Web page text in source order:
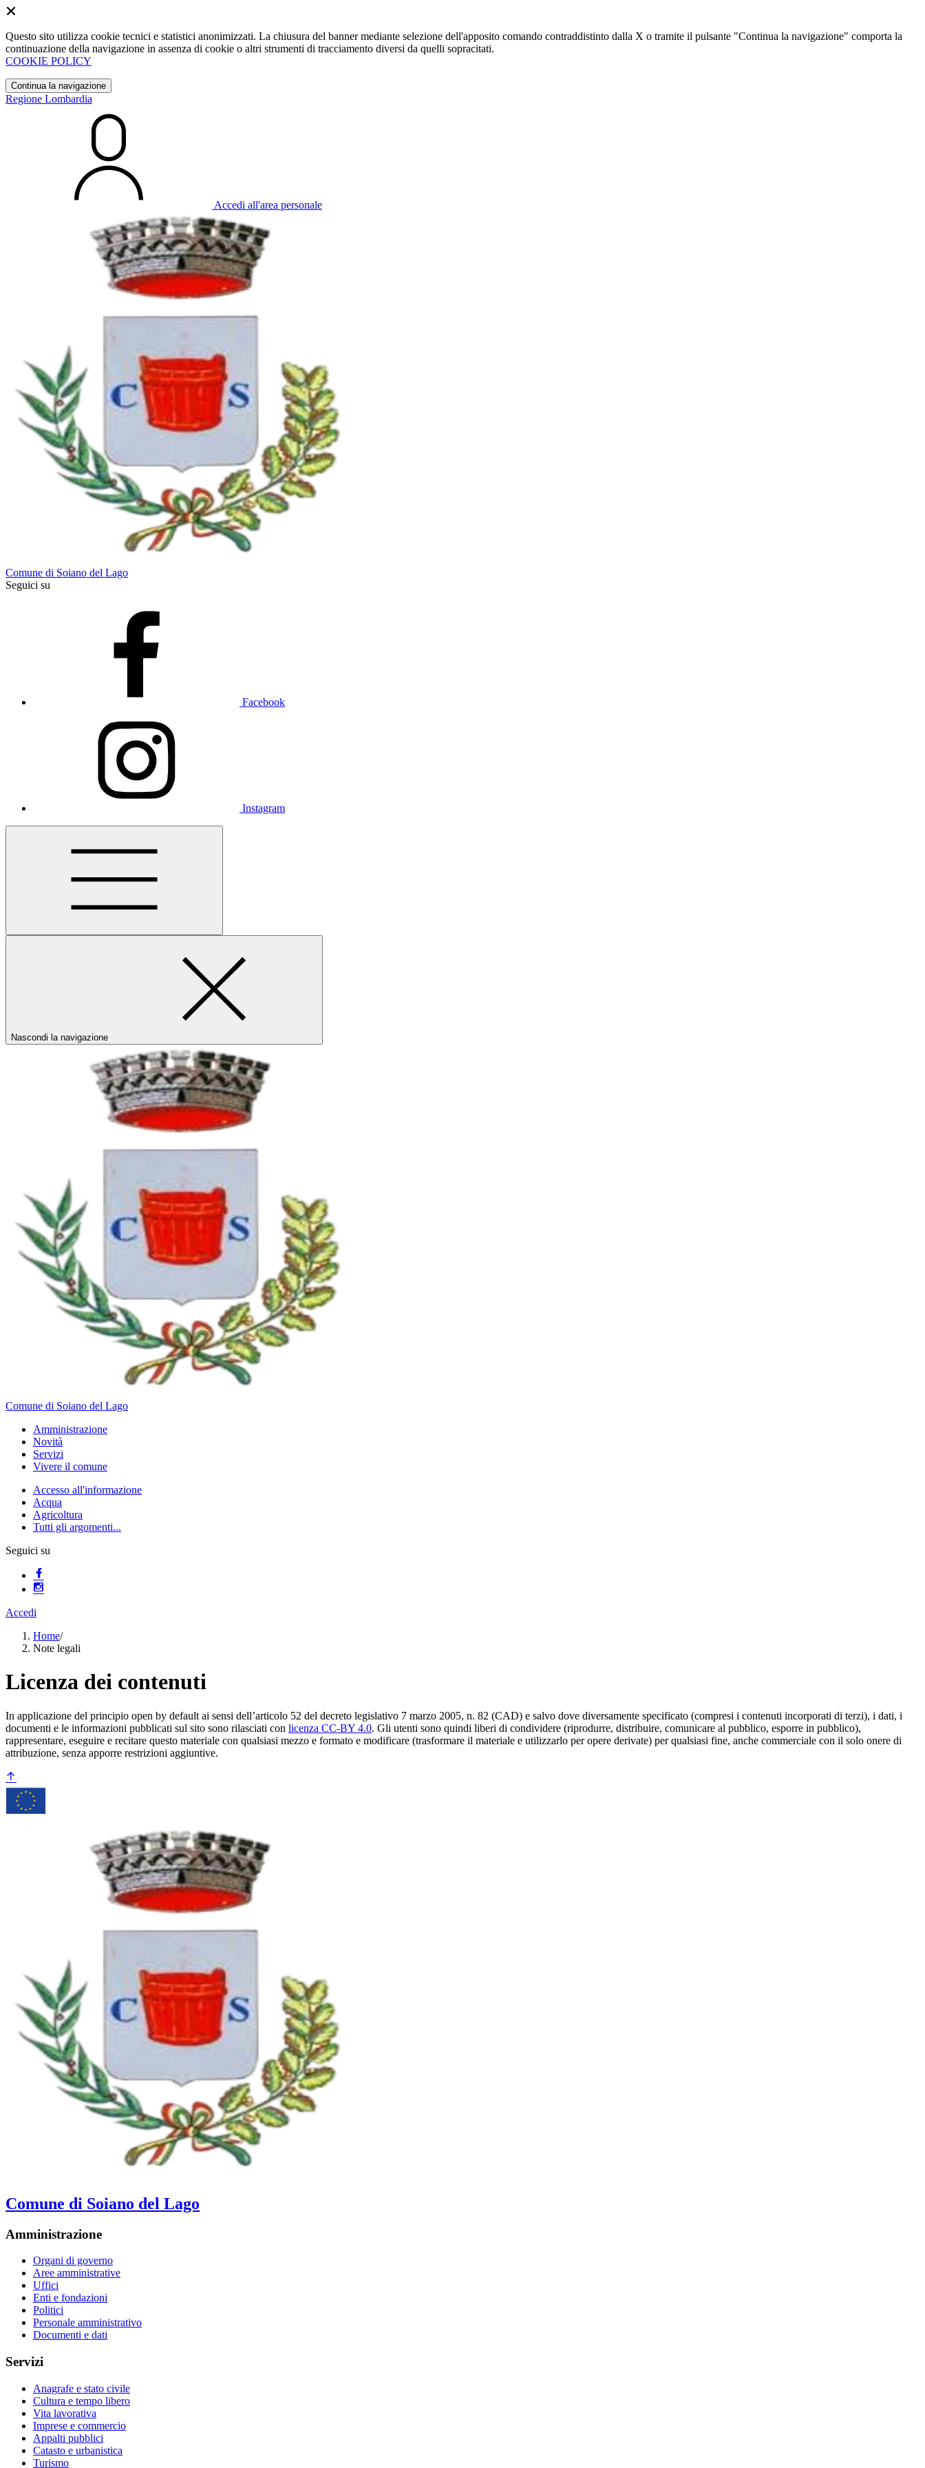
Questo sito utilizza cookie tecnici e statistici anonimizzati. La chiusura del banner mediante selezione dell'apposito comando contraddistinto dalla X o tramite il pulsante "Continua la navigazione" comporta la
continuazione della navigazione in assenza di cookie o altri strumenti di tracciamento diversi da quelli sopracitati.
COOKIE POLICY
Continua la navigazione
Regione Lombardia
Accedi all'area personale
Comune di Soiano del Lago
Seguici su
Facebook
Instagram
Nascondi la navigazione
Comune di Soiano del Lago
Amministrazione
Novità
Servizi
Vivere il comune
Accesso all'informazione
Acqua
Agricoltura
Tutti gli argomenti...
Seguici su
Accedi
Home/
Note legali
Licenza dei contenuti
In applicazione del principio open by default ai sensi dell’articolo 52 del decreto legislativo 7 marzo 2005, n. 82 (CAD) e salvo dove diversamente specificato (compresi i contenuti incorporati di terzi), i dati, i
documenti e le informazioni pubblicati sul sito sono rilasciati con licenza CC-BY 4.0. Gli utenti sono quindi liberi di condividere (riprodurre, distribuire, comunicare al pubblico, esporre in pubblico),
rappresentare, eseguire e recitare questo materiale con qualsiasi mezzo e formato e modificare (trasformare il materiale e utilizzarlo per opere derivate) per qualsiasi fine, anche commerciale con il solo onere di
attribuzione, senza apporre restrizioni aggiuntive.
Comune di Soiano del Lago
Amministrazione
Organi di governo
Aree amministrative
Uffici
Enti e fondazioni
Politici
Personale amministrativo
Documenti e dati
Servizi
Anagrafe e stato civile
Cultura e tempo libero
Vita lavorativa
Imprese e commercio
Appalti pubblici
Catasto e urbanistica
Turismo